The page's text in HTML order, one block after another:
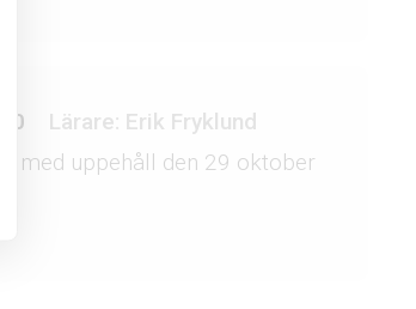
Lärare: Erik Fryklund
med uppehåll den 29 oktober